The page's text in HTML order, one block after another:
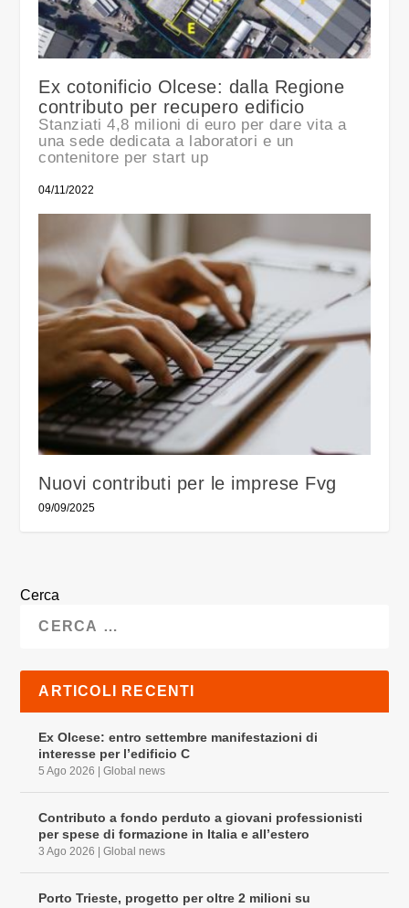
Ex cotonificio Olcese: dalla Regione
contributo per recupero edificio
Stanziati 4,8 milioni di euro per dare vita a
una sede dedicata a laboratori e un
contenitore per start up
04/11/2022
Nuovi contributi per le imprese Fvg
09/09/2025
Cerca
ARTICOLI RECENTI
Ex Olcese: entro settembre manifestazioni di
interesse per l’edificio C
5 Ago 2026 |Global news
Contributo a fondo perduto a giovani professionisti
per spese di formazione in Italia e all’estero
3 Ago 2026 |Global news
Porto Trieste, progetto per oltre 2 milioni su